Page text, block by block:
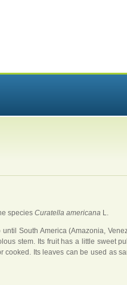
species Curatella americana L.
South America (Amazonia,
stem. Its fruit has a little sweet
cooked. Its leaves can be used as